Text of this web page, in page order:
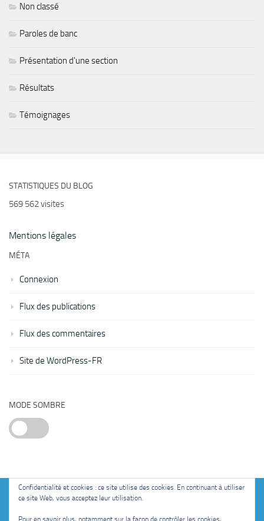
Non classé
Paroles de banc
Présentation d'une section
Résultats
Témoignages
STATISTIQUES DU BLOG
569 562 visites
Mentions légales
MÉTA
Connexion
Flux des publications
Flux des commentaires
Site de WordPress-FR
MODE SOMBRE
Fièrement propulsé par - Conçu parThème Hueman
Confidentialité et cookies : ce site utilise des cookies. En continuant à utiliser
ce site Web, vous acceptez leur utilisation.
Pour en savoir plus, notamment sur la façon de contrôler les cookies,